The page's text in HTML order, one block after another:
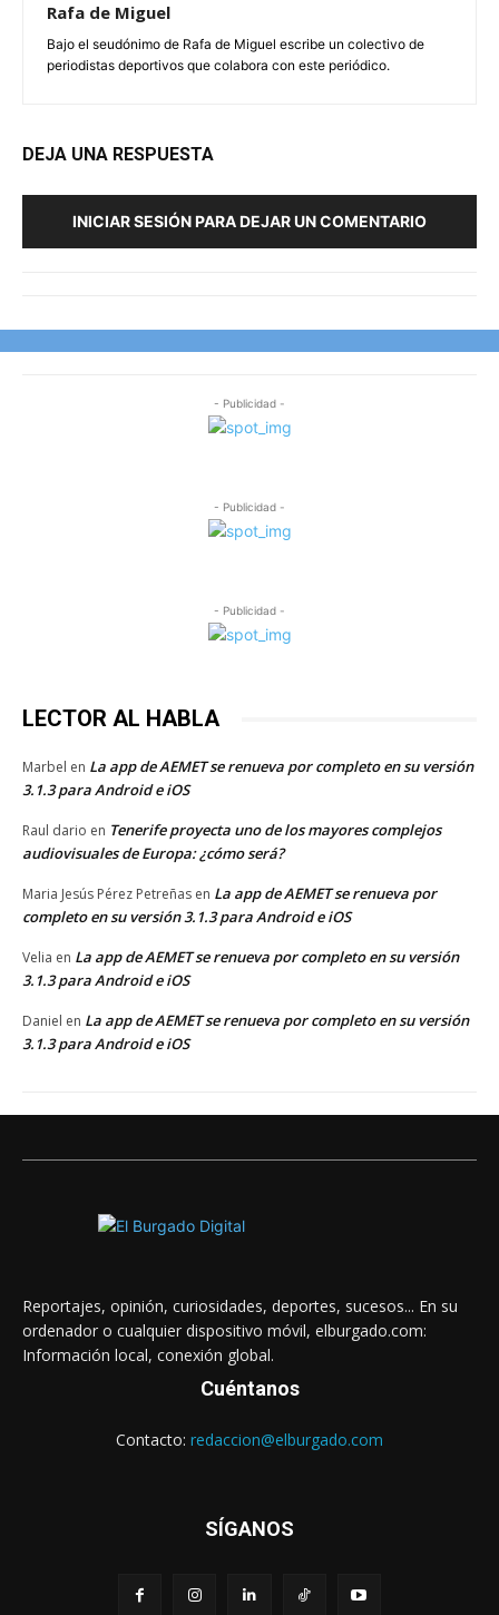
Rafa de Miguel
Bajo el seudónimo de Rafa de Miguel escribe un colectivo de
periodistas deportivos que colabora con este periódico.
DEJA UNA RESPUESTA
INICIAR SESIÓN PARA DEJAR UN COMENTARIO
- Publicidad -
- Publicidad -
- Publicidad -
LECTOR AL HABLA
Marbel en La app de AEMET se renueva por completo en su versión
3.1.3 para Android e iOS
Raul dario en Tenerife proyecta uno de los mayores complejos
audiovisuales de Europa: ¿cómo será?
Maria Jesús Pérez Petreñas en La app de AEMET se renueva por
completo en su versión 3.1.3 para Android e iOS
Velia en La app de AEMET se renueva por completo en su versión
3.1.3 para Android e iOS
Daniel en La app de AEMET se renueva por completo en su versión
3.1.3 para Android e iOS
Reportajes, opinión, curiosidades, deportes, sucesos... En su
ordenador o cualquier dispositivo móvil, elburgado.com:
Información local, conexión global.
Cuéntanos
Contacto: redaccion@elburgado.com
SÍGANOS